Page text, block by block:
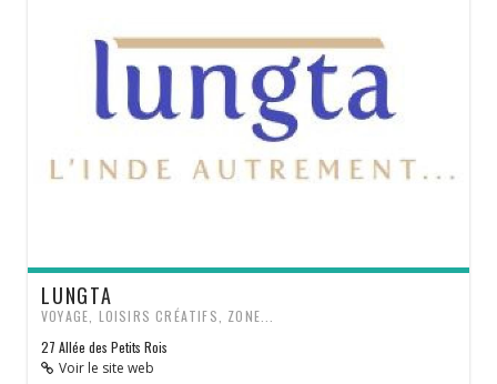
LUNGTA
VOYAGE, LOISIRS CRÉATIFS, ZONE...
27 Allée des Petits Rois
Voir le site web